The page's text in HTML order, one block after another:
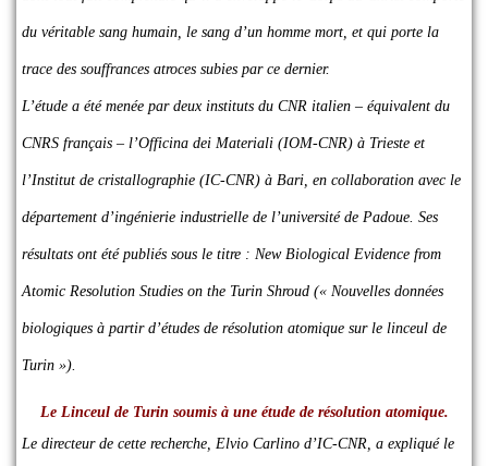
du véritable sang humain, le sang d’un homme mort, et qui porte la
trace des souffrances atroces subies par ce dernier.
L’étude a été menée par deux instituts du CNR italien – équivalent du
CNRS français – l’Officina dei Materiali (IOM-CNR) à Trieste et
l’Institut de cristallographie (IC-CNR) à Bari, en collaboration avec le
département d’ingénierie industrielle de l’université de Padoue. Ses
résultats ont été publiés sous le titre : New Biological Evidence from
Atomic Resolution Studies on the Turin Shroud (« Nouvelles données
biologiques à partir d’études de résolution atomique sur le linceul de
Turin »).
Le Linceul de Turin soumis à une étude de résolution atomique.
Le directeur de cette recherche, Elvio Carlino d’IC-CNR, a expliqué le